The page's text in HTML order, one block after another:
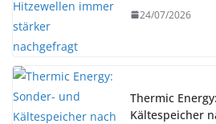
24/07/2026
Thermic
Kältespeicher